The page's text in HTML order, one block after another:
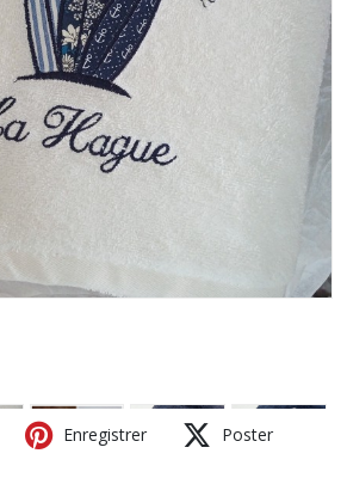
Enregistrer Poster